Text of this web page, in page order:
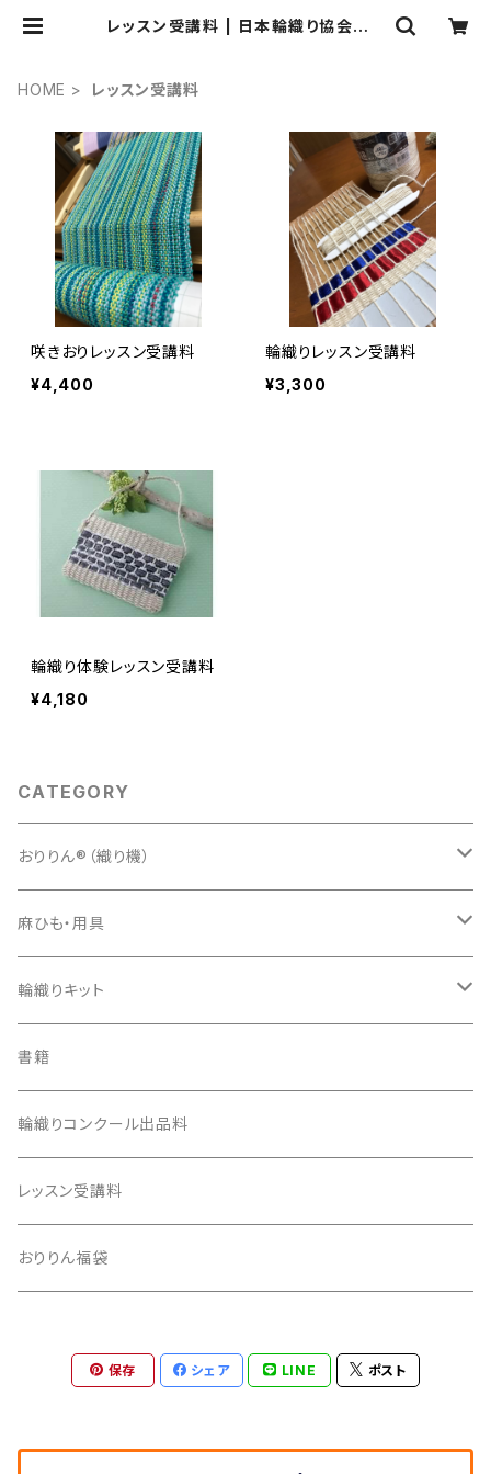
レッスン受講料 | 日本輪織り協会オン
HOME レッスン受講料
咲きおりレッスン受講料
¥4,400
輪織りレッスン受講料
¥3,300
輪織り体験レッスン受講料
¥4,180
CATEGORY
おりりん®（織り機）
樹脂おりりん®
ダンボール版ecoおりりん
麻ひも・用具
カラー麻ひも
用具
生成り麻ひも
輪織りキット
習熟コースキット
安価版キット
100均活用キット
書籍
輪織りコンクール出品料
レッスン受講料
おりりん福袋
保存 シェア LINE ポスト